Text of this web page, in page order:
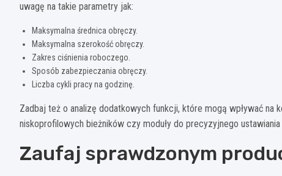
uwagę na takie parametry jak:
Maksymalna średnica obręczy.
Maksymalna szerokość obręczy.
Zakres ciśnienia roboczego.
Sposób zabezpieczania obręczy.
Liczba cykli pracy na godzinę.
Zadbaj też o analizę dodatkowych funkcji, które mogą wpływać
niskoprofilowych bieżników czy moduły do precyzyjnego
Zaufaj sprawdzonym